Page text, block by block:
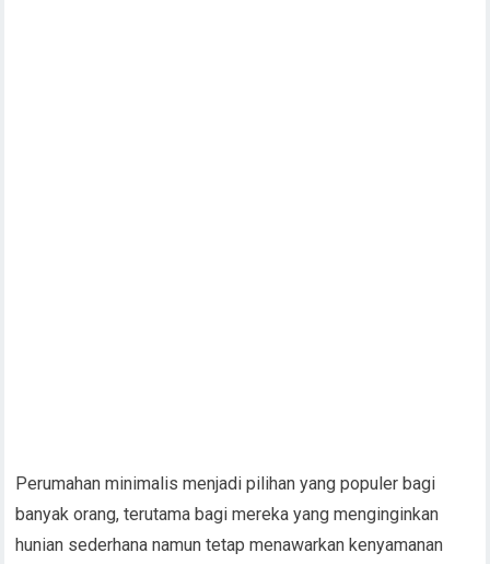
Perumahan minimalis menjadi pilihan yang populer bagi
banyak orang, terutama bagi mereka yang menginginkan
hunian sederhana namun tetap menawarkan kenyamanan